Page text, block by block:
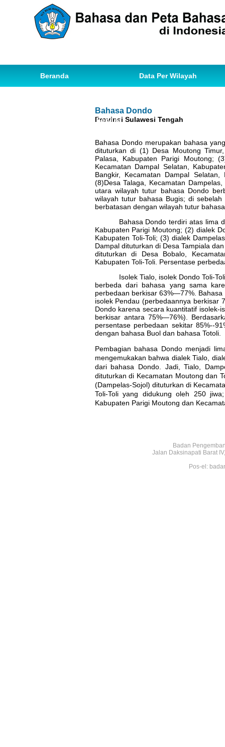
Beranda Data Per Wilayah
Ihwal Pemetaan Bahasa
Bahasa Dondo
Provinsi Sulawesi Tengah
Bahasa Dondo merupakan bahasa
dituturkan di (1) Desa Moutong
Palasa, Kabupaten Parigi Moutong;
Kecamatan Dampal Selatan,
Bangkir, Kecamatan Dampal
(8)Desa Talaga, Kecamatan
utara wilayah tutur bahasa Dondo
wilayah tutur bahasa Bugis; di
berbatasan dengan wilayah tutur
Bahasa Dondo terdiri atas lima
Kabupaten Parigi Moutong; (2) dialek
Kabupaten Toli-Toli; (3) dialek
Dampal dituturkan di Desa Tampiala
dituturkan di Desa Bobalo,
Kabupaten Toli-Toli. Persentase
Isolek Tialo, isolek Dondo Toli-
berbeda dari bahasa yang sama
perbedaan berkisar 63%—77%.
isolek Pendau (perbedaannya berkisar
Dondo karena secara kuantitatif isolek-
berkisar antara 75%—76%).
persentase perbedaan sekitar 85%--
dengan bahasa Buol dan bahasa Totoli.
Pembagian bahasa Dondo menjadi
mengemukakan bahwa dialek Tialo,
dari bahasa Dondo. Jadi, Tialo,
dituturkan di Kecamatan Moutong dan
(Dampelas-Sojol) dituturkan di
Toli-Toli yang didukung oleh 250
Kabupaten Parigi Moutong dan
Badan
Jalan Daksinapati Barat
Pos-el: